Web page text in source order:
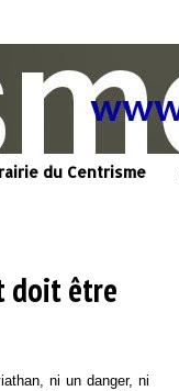
du Centrisme
doit être
ni un danger, ni